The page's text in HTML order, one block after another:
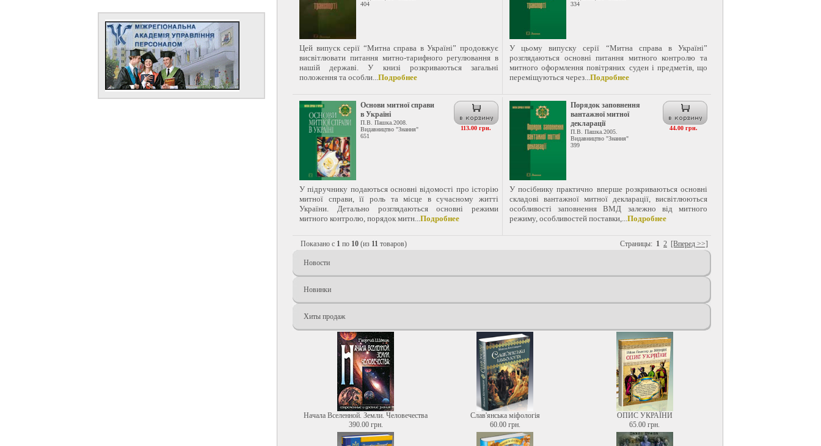
404
Цей випуск серії “Митна справа в Україні” продовжує
висвітлювати питання митно-тарифного регулювання в
нашій державі. У книзі розкриваються загальні
положення та особли...Подробнее
334
У цьому випуску серії “Митна справа в Україні”
розглядаються основні питання митного контролю та
митного оформлення повітряних суден і предметів, що
переміщуються через...Подробнее
Основи митної справи
в Україні
П.В. Пашка.2008.
Видавництво "Знання"
651
113.00 грн.
У підручнику подаються основні відомості про історію
митної справи, її роль та місце в сучасному житті
України. Детально розглядаються основні режими
митного контролю, порядок митн...Подробнее
Порядок заповнення
вантажної митної
декларації
П.В. Пашка.2005.
Видавництво "Знання"
399
44.00 грн.
У посібнику практично вперше розкриваються основні
складові вантажної митної декларації, висвітлюються
особливості заповнення ВМД залежно від митного
режиму, особливостей поставки,...Подробнее
Показано с 1 по 10 (из 11 товаров) Страницы: 1 2 [Вперед >>]
Новости
Новинки
Хиты продаж
Начала Вселенной. Земли. Человечества
390.00 грн.
Слав'янська міфологія
60.00 грн.
ОПИС УКРАЇНИ
65.00 грн.